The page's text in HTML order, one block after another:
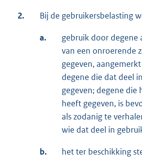
2. Bij de gebruikersbelasting
a.
gebruik door degene
van een onroerende
gegeven,
degene die dat deel
gegeven; degene die
heeft gegeven, is
als zodanig te
wie dat deel in
b.
het ter beschikking